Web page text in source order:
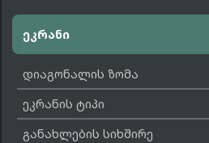
ეკრანი
დიაგონალის ზომა
ეკრანის ტიპი
განახლების სიხშირე